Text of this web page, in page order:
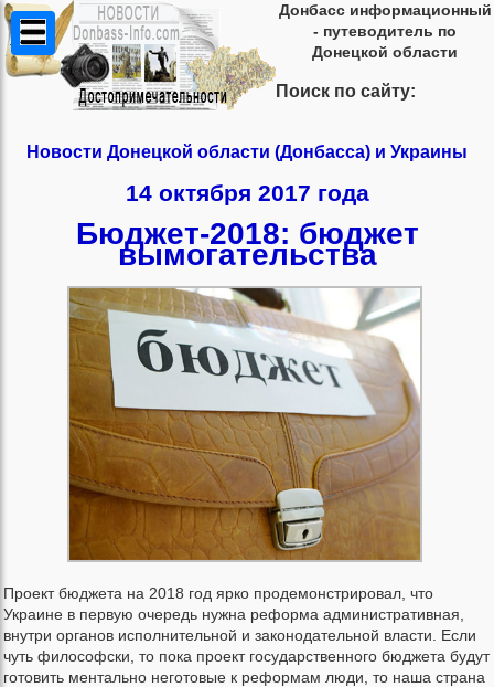
Донбасс информационный
- путеводитель по
Донецкой области
Поиск по сайту:
Новости Донецкой области (Донбасса) и Украины
14 октября 2017 года
Бюджет-2018: бюджет
вымогательства
Проект бюджета на 2018 год ярко продемонстрировал, что
Украине в первую очередь нужна реформа административная,
внутри органов исполнительной и законодательной власти. Если
чуть философски, то пока проект государственного бюджета будут
готовить ментально неготовые к реформам люди, то наша страна